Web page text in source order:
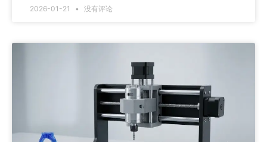
2026-01-21 没有评论